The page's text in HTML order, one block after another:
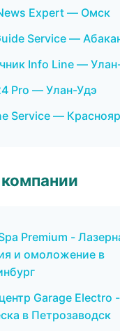
Expert — Омск
Service —
Info Line —
Pro — Улан-Удэ
Service —
Premium -
и омоложение в
Garage Electro
в Петрозаводск